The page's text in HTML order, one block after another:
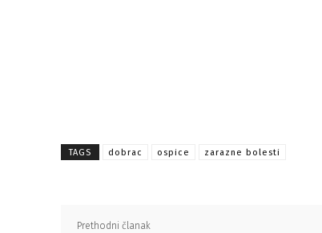
TAGS dobrac ospice zarazne bolesti
Prethodni članak